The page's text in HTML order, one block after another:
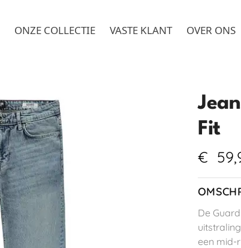
ONZE COLLECTIE VASTE KLANT OVER ONS
Fit
€
De
een mid-